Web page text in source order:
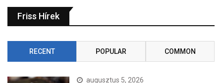
Friss Hírek
RECENT POPULAR COMMON
augusztus 5, 2026